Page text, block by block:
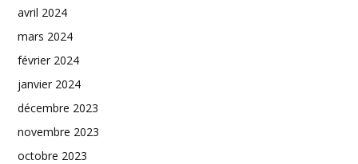
avril 2024
mars 2024
février 2024
janvier 2024
décembre 2023
novembre 2023
octobre 2023